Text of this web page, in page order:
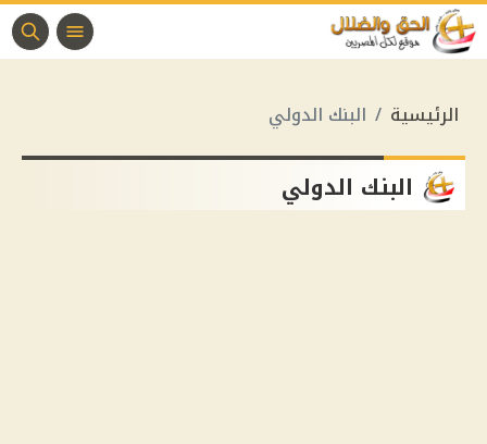
الرئيسية البنك الدولي
البنك الدولي